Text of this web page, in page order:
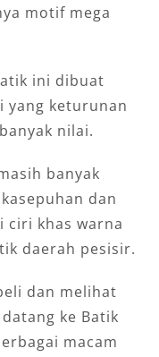
motif mega
ini dibuat
yang keturunan
nilai.
banyak
dan
ciri khas warna
daerah pesisir.
dan melihat
ke Batik
macam